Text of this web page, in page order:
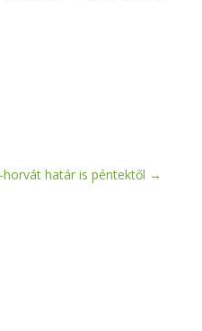
határ is péntektől →